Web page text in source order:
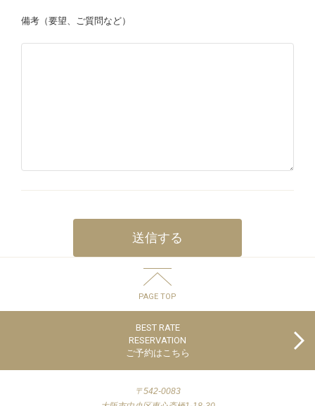
備考（要望、ご質問など）
PAGE TOP
BEST RATE
RESERVATION
ご予約はこちら
〒542-0083